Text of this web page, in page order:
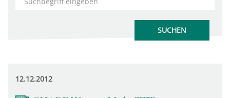
12.12.2012